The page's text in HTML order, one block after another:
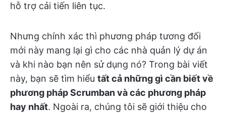
hỗ trợ cải tiến liên tục.
Nhưng chính xác thì phương pháp tương đối
mới này mang lại gì cho các nhà quản lý dự án
và khi nào bạn nên sử dụng nó? Trong bài viết
này, bạn sẽ tìm hiểu tất cả những gì cần biết về
phương pháp Scrumban và các phương pháp
hay nhất. Ngoài ra, chúng tôi sẽ giới thiệu cho